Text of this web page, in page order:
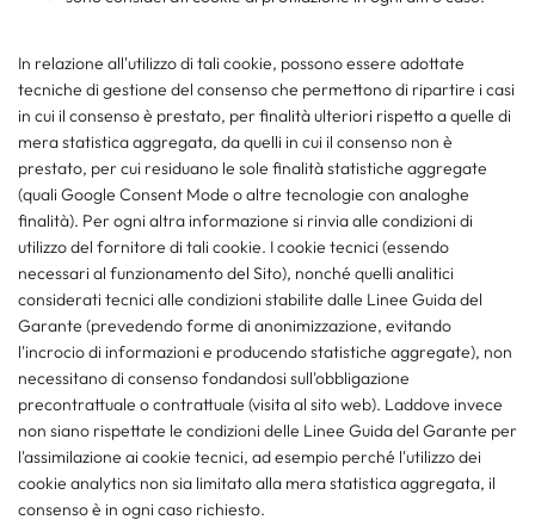
In relazione all'utilizzo di tali cookie, possono essere adottate
tecniche di gestione del consenso che permettono di ripartire i casi
in cui il consenso è prestato, per finalità ulteriori rispetto a quelle di
mera statistica aggregata, da quelli in cui il consenso non è
prestato, per cui residuano le sole finalità statistiche aggregate
(quali Google Consent Mode o altre tecnologie con analoghe
finalità). Per ogni altra informazione si rinvia alle condizioni di
utilizzo del fornitore di tali cookie. I cookie tecnici (essendo
necessari al funzionamento del Sito), nonché quelli analitici
considerati tecnici alle condizioni stabilite dalle Linee Guida del
Garante (prevedendo forme di anonimizzazione, evitando
l'incrocio di informazioni e producendo statistiche aggregate), non
necessitano di consenso fondandosi sull'obbligazione
precontrattuale o contrattuale (visita al sito web). Laddove invece
non siano rispettate le condizioni delle Linee Guida del Garante per
l'assimilazione ai cookie tecnici, ad esempio perché l'utilizzo dei
cookie analytics non sia limitato alla mera statistica aggregata, il
consenso è in ogni caso richiesto.